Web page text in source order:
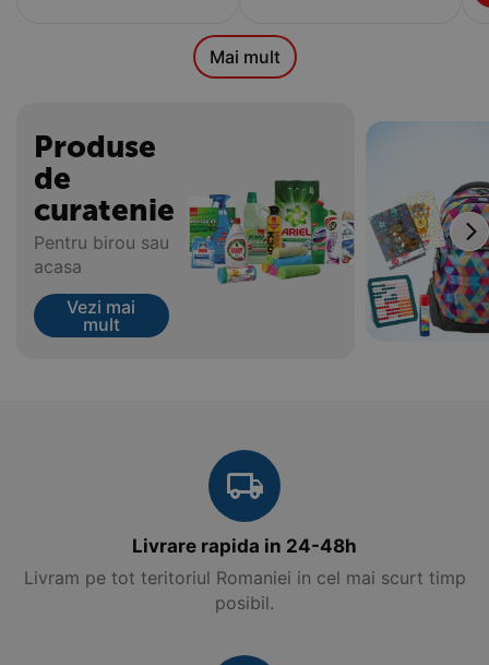
Mai mult
Produse
de
curatenie
Pentru birou sau
acasa
Vezi mai
mult
Livrare rapida in 24-48h
Livram pe tot teritoriul Romaniei in cel mai scurt timp
posibil.